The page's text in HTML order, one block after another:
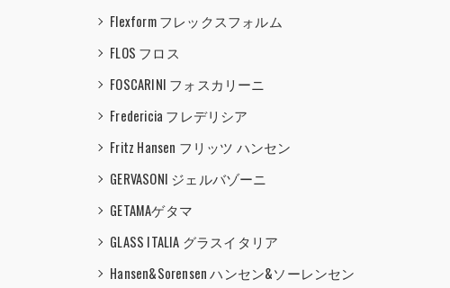
Flexform フレックスフォルム
FLOS フロス
FOSCARINI フォスカリーニ
Fredericia フレデリシア
Fritz Hansen フリッツ ハンセン
GERVASONI ジェルバゾーニ
GETAMAゲタマ
GLASS ITALIA グラスイタリア
Hansen&Sorensen ハンセン&ソーレンセン